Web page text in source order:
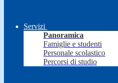
Servizi
Panoramica
Famiglie e studenti
Personale scolastico
Percorsi di studio